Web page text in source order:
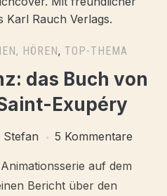
HÖREN, TOP-THEMA
das Buch von
Exupéry
Stefan 5 Kommentare
auf dem
Bericht über den